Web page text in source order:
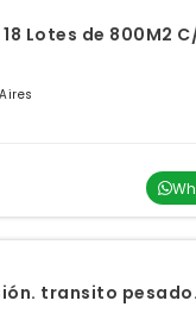
Lotes de 800M2
transito